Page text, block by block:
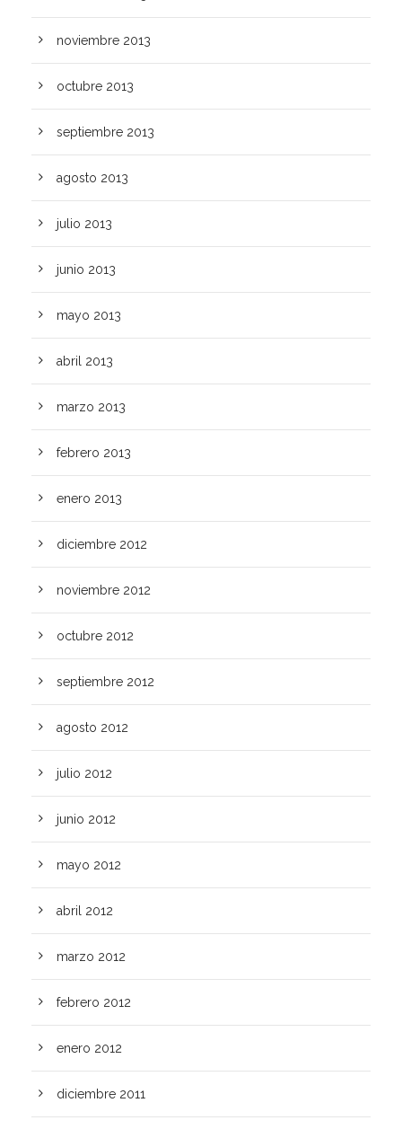
noviembre 2013
octubre 2013
septiembre 2013
agosto 2013
julio 2013
junio 2013
mayo 2013
abril 2013
marzo 2013
febrero 2013
enero 2013
diciembre 2012
noviembre 2012
octubre 2012
septiembre 2012
agosto 2012
julio 2012
junio 2012
mayo 2012
abril 2012
marzo 2012
febrero 2012
enero 2012
diciembre 2011